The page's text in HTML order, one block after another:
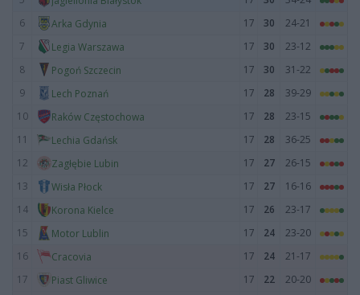
6
Arka Gdynia 17 30
24-21
7
Legia Warszawa 17 30
23-12
8
Pogoń Szczecin 17 30
31-22
9
Lech Poznań 17 28
39-29
10
Raków Częstochowa 17 28
23-15
11
Lechia Gdańsk 17 28
36-25
12
Zagłębie Lubin 17 27
26-15
13
Wisła Płock 17 27
16-16
14
Korona Kielce 17 26
23-17
15
Motor Lublin 17 24
23-20
16
Cracovia 17 24
21-17
17
Piast Gliwice 17 22
20-20